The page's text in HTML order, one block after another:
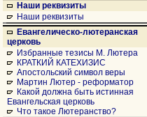
Наши реквизиты
Наши реквизиты
Евангелическо-лютеранская
церковь
Избранные тезисы М. Лютера
КРАТКИЙ КАТЕХИЗИС
Апостольский символ веры
Мартин Лютер - реформатор
Какой должна быть истинная
Евангельская церковь
Что такое Лютеранство?